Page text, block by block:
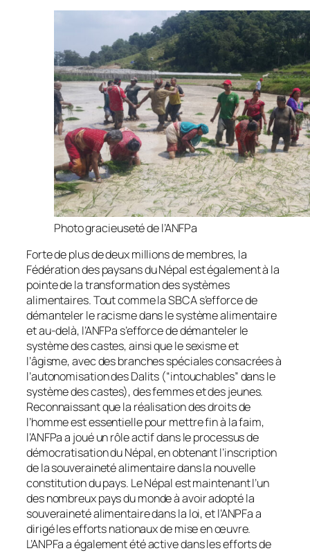
Photo gracieuseté de l’ANFPa
Forte de plus de deux millions de membres, la
Fédération des paysans du Népal est également à la
pointe de la transformation des systèmes
alimentaires. Tout comme la SBCA s’efforce de
démanteler le racisme dans le système alimentaire
et au-delà, l’ANFPa s’efforce de démanteler le
système des castes, ainsi que le sexisme et
l’âgisme, avec des branches spéciales consacrées à
l’autonomisation des Dalits (“intouchables” dans le
système des castes), des femmes et des jeunes.
Reconnaissant que la réalisation des droits de
l’homme est essentielle pour mettre fin à la faim,
l’ANFPa a joué un rôle actif dans le processus de
démocratisation du Népal, en obtenant l’inscription
de la souveraineté alimentaire dans la nouvelle
constitution du pays. Le Népal est maintenant l’un
des nombreux pays du monde à avoir adopté la
souveraineté alimentaire dans la loi, et l’ANPFa a
dirigé les efforts nationaux de mise en œuvre.
L’ANPFa a également été active dans les efforts de